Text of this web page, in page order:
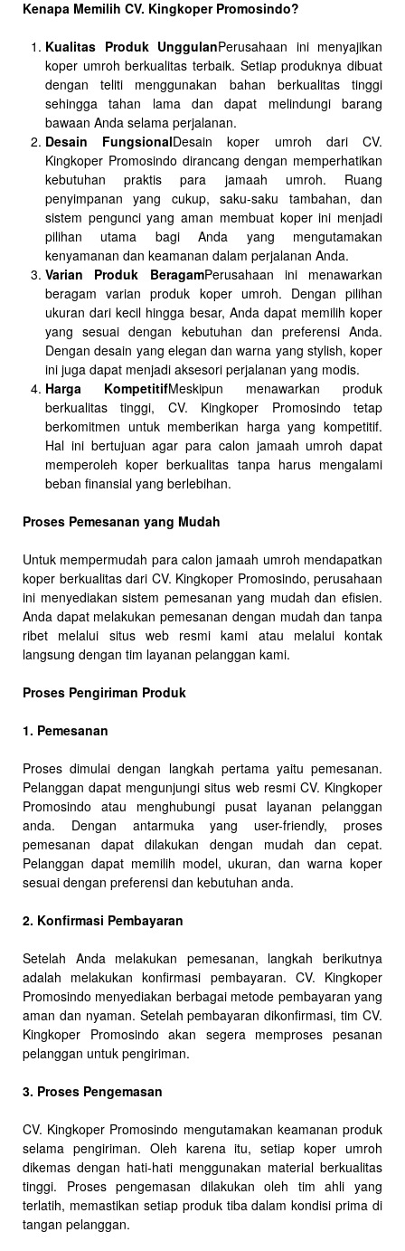
Kenapa Memilih CV. Kingkoper Promosindo?
Kualitas Produk UnggulanPerusahaan ini menyajikan
koper umroh berkualitas terbaik. Setiap produknya dibuat
dengan teliti menggunakan bahan berkualitas tinggi
sehingga tahan lama dan dapat melindungi barang
bawaan Anda selama perjalanan.
Desain FungsionalDesain koper umroh dari CV.
Kingkoper Promosindo dirancang dengan memperhatikan
kebutuhan praktis para jamaah umroh. Ruang
penyimpanan yang cukup, saku-saku tambahan, dan
sistem pengunci yang aman membuat koper ini menjadi
pilihan utama bagi Anda yang mengutamakan
kenyamanan dan keamanan dalam perjalanan Anda.
Varian Produk BeragamPerusahaan ini menawarkan
beragam varian produk koper umroh. Dengan pilihan
ukuran dari kecil hingga besar, Anda dapat memilih koper
yang sesuai dengan kebutuhan dan preferensi Anda.
Dengan desain yang elegan dan warna yang stylish, koper
ini juga dapat menjadi aksesori perjalanan yang modis.
Harga KompetitifMeskipun menawarkan produk
berkualitas tinggi, CV. Kingkoper Promosindo tetap
berkomitmen untuk memberikan harga yang kompetitif.
Hal ini bertujuan agar para calon jamaah umroh dapat
memperoleh koper berkualitas tanpa harus mengalami
beban finansial yang berlebihan.
Proses Pemesanan yang Mudah
Untuk mempermudah para calon jamaah umroh mendapatkan
koper berkualitas dari CV. Kingkoper Promosindo, perusahaan
ini menyediakan sistem pemesanan yang mudah dan efisien.
Anda dapat melakukan pemesanan dengan mudah dan tanpa
ribet melalui situs web resmi kami atau melalui kontak
langsung dengan tim layanan pelanggan kami.
Proses Pengiriman Produk
1. Pemesanan
Proses dimulai dengan langkah pertama yaitu pemesanan.
Pelanggan dapat mengunjungi situs web resmi CV. Kingkoper
Promosindo atau menghubungi pusat layanan pelanggan
anda. Dengan antarmuka yang user-friendly, proses
pemesanan dapat dilakukan dengan mudah dan cepat.
Pelanggan dapat memilih model, ukuran, dan warna koper
sesuai dengan preferensi dan kebutuhan anda.
2. Konfirmasi Pembayaran
Setelah Anda melakukan pemesanan, langkah berikutnya
adalah melakukan konfirmasi pembayaran. CV. Kingkoper
Promosindo menyediakan berbagai metode pembayaran yang
aman dan nyaman. Setelah pembayaran dikonfirmasi, tim CV.
Kingkoper Promosindo akan segera memproses pesanan
pelanggan untuk pengiriman.
3. Proses Pengemasan
CV. Kingkoper Promosindo mengutamakan keamanan produk
selama pengiriman. Oleh karena itu, setiap koper umroh
dikemas dengan hati-hati menggunakan material berkualitas
tinggi. Proses pengemasan dilakukan oleh tim ahli yang
terlatih, memastikan setiap produk tiba dalam kondisi prima di
tangan pelanggan.